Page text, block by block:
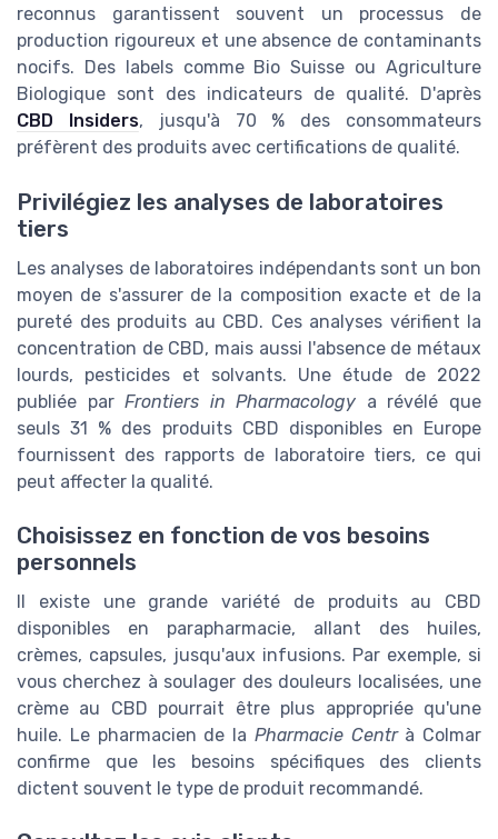
reconnus garantissent souvent un processus de
production rigoureux et une absence de contaminants
nocifs. Des labels comme Bio Suisse ou Agriculture
Biologique sont des indicateurs de qualité. D'après
CBD Insiders, jusqu'à 70 % des consommateurs
préfèrent des produits avec certifications de qualité.
Privilégiez les analyses de laboratoires
tiers
Les analyses de laboratoires indépendants sont un bon
moyen de s'assurer de la composition exacte et de la
pureté des produits au CBD. Ces analyses vérifient la
concentration de CBD, mais aussi l'absence de métaux
lourds, pesticides et solvants. Une étude de 2022
publiée parFrontiers in Pharmacology a révélé que
seuls 31 % des produits CBD disponibles en Europe
fournissent des rapports de laboratoire tiers, ce qui
peut affecter la qualité.
Choisissez en fonction de vos besoins
personnels
Il existe une grande variété de produits au CBD
disponibles en parapharmacie, allant des huiles,
crèmes, capsules, jusqu'aux infusions. Par exemple, si
vous cherchez à soulager des douleurs localisées, une
crème au CBD pourrait être plus appropriée qu'une
huile. Le pharmacien de la Pharmacie Centrà Colmar
confirme que les besoins spécifiques des clients
dictent souvent le type de produit recommandé.